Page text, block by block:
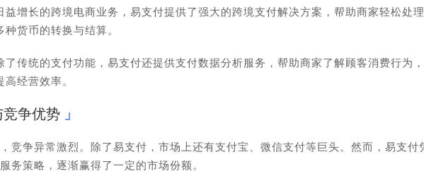
益增长的跨境电商业务，易支付提供了强大的跨境支付解决方案，帮助商家轻松处理
货币的转换与结算。
了传统的支付功能，易支付还提供支付数据分析服务，帮助商家了解顾客消费行为，
经营效率。
争优势
竞争异常激烈。除了易支付，市场上还有支付宝、微信支付等巨头。然而，易支付
务策略，逐渐赢得了一定的市场份额。